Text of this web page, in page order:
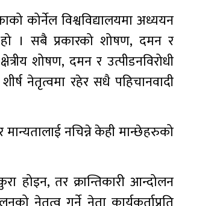
कोर्नेल विश्वविद्यालयमा अध्ययन
। सबै प्रकारको शोषण, दमन र
शोषण, दमन र उत्पीडनविरोधी
नेतृत्वमा रहेर सधै पहिचानवादी
नचिन्ने केही मान्छेहरुको
होइन, तर क्रान्तिकारी आन्दोलन